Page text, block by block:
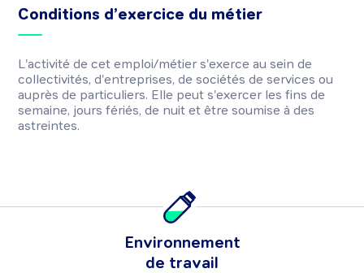
Conditions d’exercice du métier
L'activité de cet emploi/métier s'exerce au sein de
collectivités, d'entreprises, de sociétés de services ou
auprès de particuliers. Elle peut s'exercer les fins de
semaine, jours fériés, de nuit et être soumise à des
astreintes.
Environnement
de travail